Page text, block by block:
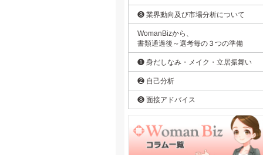
❸ 業界動向及び市場分析について
WomanBizから、
書類通過後～選考毎の３つの準備
❶ 身だしなみ・メイク・立居振舞い
❷ 自己分析
❸ 面接アドバイス